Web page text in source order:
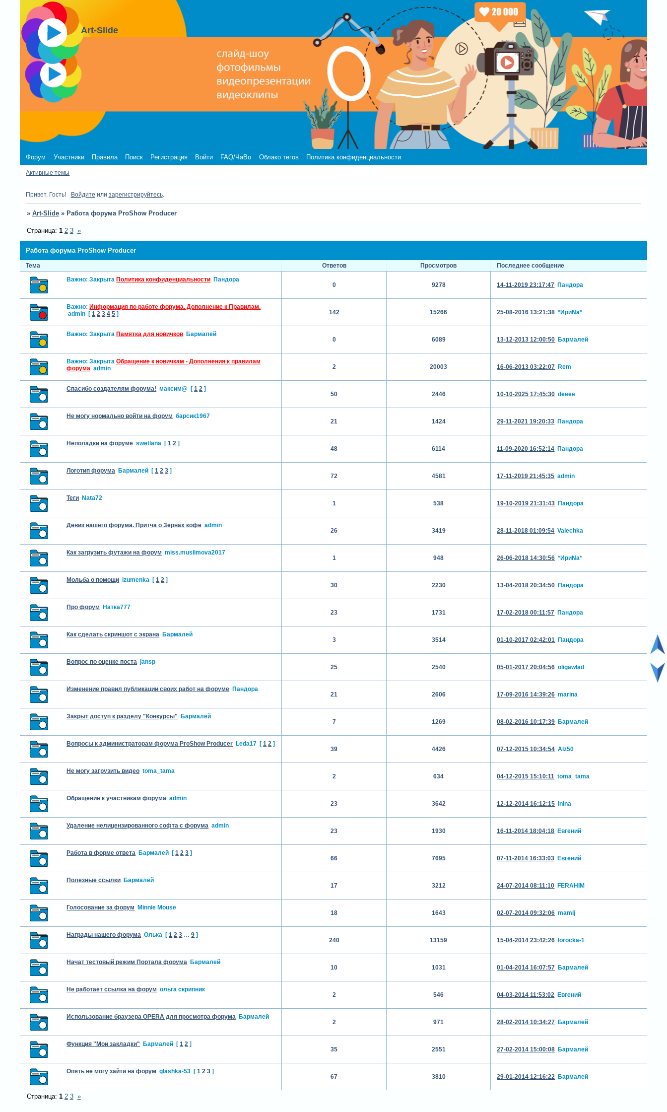
Art-Slide
Форум Участники Правила Поиск Регистрация Войти FAQ/ЧаВо Облако тегов Политика конфиденциальности
Активные темы
Привет, Гость! Войдите или зарегистрируйтесь.
» Art-Slide » Работа форума ProShow Producer
Работа форума ProShow Producer
Страница: 1 2 3 »
Тема Ответов Просмотров
Последнее сообщение
Важно: ЗакрытаПолитика конфиденциальности Пандора
0 9278 14-11-2019 23:17:47 Пандора
Важно: Информация по работе форума. Дополнение к Правилам.
admin [ 1 2 3 4 5 ] 142 15266 25-08-2016 13:21:38 *ИриNа*
Важно: ЗакрытаПамятка для новичков Бармалей
0 6089 13-12-2013 12:00:50 Бармалей
Важно: ЗакрытаОбращение к новичкам - Дополнения к правилам
форума admin 2 20003 16-06-2013 03:22:07 Rem
Спасибо создателям форума! максим@ [ 1 2 ]
50 2446 10-10-2025 17:45:30 deeee
Не могу нормально войти на форум барсик1967
21 1424 29-11-2021 19:20:33 Пандора
Неполадки на форуме swetlana [ 1 2 ]
48 6114 11-09-2020 16:52:14 Пандора
Логотип форума Бармалей [ 1 2 3 ]
72 4581 17-11-2019 21:45:35 admin
Теги Nata72
1 538 19-10-2019 21:31:43 Пандора
Девиз нашего форума. Притча о Зернах кофе admin
26 3419 28-11-2018 01:09:54 Valechka
Как загрузить футажи на форум miss.muslimova2017
1 948 26-06-2018 14:30:56 *ИриNа*
Мольба о помощи izumenka [ 1 2 ]
30 2230 13-04-2018 20:34:50 Пандора
Про форум Натка777
23 1731 17-02-2018 00:11:57 Пандора
Как сделать скриншот с экрана Бармалей
3 3514 01-10-2017 02:42:01 Пандора
Вопрос по оценке поста jansp
25 2540 05-01-2017 20:04:56 oligawlad
Изменение правил публикации своих работ на форуме Пандора
21 2606 17-09-2016 14:39:26 marina
Закрыт доступ к разделу "Конкурсы" Бармалей
7 1269 08-02-2016 10:17:39 Бармалей
Вопросы к администраторам форума ProShow Producer Leda17 [ 1 2 ]
39 4426 07-12-2015 10:34:54 Alz50
Не могу загрузить видео toma_tama
2 634 04-12-2015 15:10:11 toma_tama
Обращение к участникам форума admin
23 3642 12-12-2014 16:12:15 Inina
Удаление нелицензированного софта с форума admin
23 1930 16-11-2014 18:04:18 Евгений
Работа в форме ответа Бармалей [ 1 2 3 ]
66 7695 07-11-2014 16:33:03 Евгений
Полезные ссылки Бармалей
17 3212 24-07-2014 08:11:10 FERAHIM
Голосование за форум Minnie Mouse
18 1643 02-07-2014 09:32:06 mamlj
Награды нашего форума Олька [ 1 2 3 … 9 ]
240 13159 15-04-2014 23:42:26 lorocka-1
Начат тестовый режим Портала форума Бармалей
10 1031 01-04-2014 16:07:57 Бармалей
Не работает ссылка на форум ольга скрипник
2 546 04-03-2014 11:53:02 Евгений
Использование браузера OPERA для просмотра форума Бармалей
2 971 28-02-2014 10:34:27 Бармалей
Функция "Мои закладки" Бармалей [ 1 2 ]
35 2551 27-02-2014 15:00:08 Бармалей
Опять не могу зайти на форум glashka-53 [ 1 2 3 ]
67 3810 29-01-2014 12:16:22 Бармалей
Страница: 1 2 3 »